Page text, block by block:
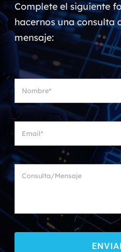
Complete el siguiente
hacernos una consulta
mensaje: